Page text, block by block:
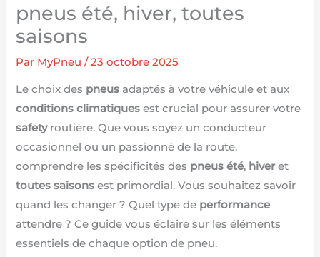
pneus été, hiver, toutes
saisons
Par MyPneu/23 octobre 2025
Le choix des pneus adaptés à votre véhicule et aux
conditions climatiques est crucial pour assurer votre
safetyroutière. Que vous soyez un conducteur
occasionnel ou un passionné de la route,
comprendre les spécificités des pneus été, hiveret
toutes saisons est primordial. Vous souhaitez savoir
quand les changer ? Quel type de performance
attendre ? Ce guide vous éclaire sur les éléments
essentiels de chaque option de pneu.